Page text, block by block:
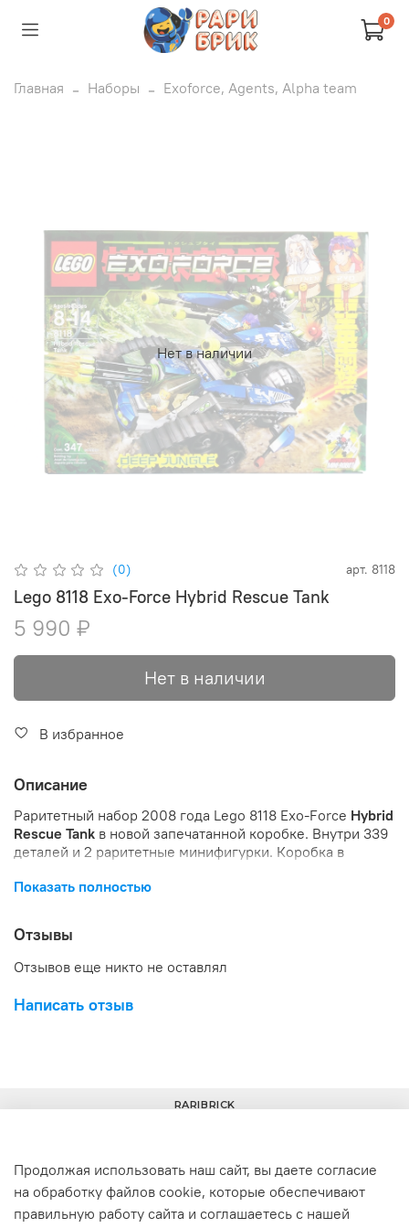
0
Главная Наборы Exoforce, Agents, Alpha team
Нет в наличии
(0) арт. 8118
Lego 8118 Exo-Force Hybrid Rescue Tank
5 990 ₽
Нет в наличии
В избранное
Описание
Раритетный набор 2008 года Lego 8118 Exo-Force Hybrid
Rescue Tank в новой запечатанной коробке. Внутри 339
деталей и 2 раритетные минифигурки. Коробка в
Показать полностью
Отзывы
Отзывов еще никто не оставлял
Написать отзыв
+7(977) 633-00-30 info@raribrick.ru
RARIBRICK
Продолжая использовать наш сайт, вы даете согласие
на обработку файлов cookie, которые обеспечивают
правильную работу сайта и соглашаетесь с нашей